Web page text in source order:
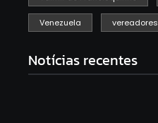
Venezuela vereadores
Notícias recentes